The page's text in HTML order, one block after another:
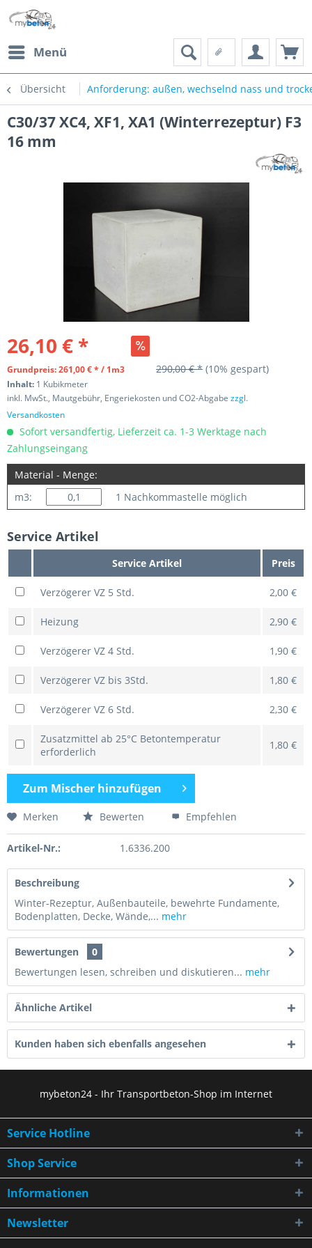
Menü
Übersicht Anforderung: außen, wechselnd nass und
C30/37 XC4, XF1, XA1 (Winterrezeptur) F3
16 mm
26,10 € *
Grundpreis: 261,00 € * / 1m3 290,00 € * (10% gespart)
Inhalt: 1 Kubikmeter
inkl. MwSt., Mautgebühr, Engeriekosten und CO2-Abgabe zzgl.
Versandkosten
Sofort versandfertig, Lieferzeit ca. 1-3 Werktage nach
Zahlungseingang
Material - Menge:
m3:
1 Nachkommastelle möglich
Service Artikel
Service Artikel Preis
Verzögerer VZ 5 Std. 2,00 €
Heizung 2,90 €
Verzögerer VZ 4 Std. 1,90 €
Verzögerer VZ bis 3Std. 1,80 €
Verzögerer VZ 6 Std. 2,30 €
Zusatzmittel ab 25°C Betontemperatur
erforderlich
1,80 €
Zum Mischer hinzufügen
Merken Bewerten Empfehlen
Artikel-Nr.: 1.6336.200
Beschreibung
Winter-Rezeptur, Außenbauteile, bewehrte Fundamente,
Bodenplatten, Decke, Wände,... mehr
Bewertungen
0
Bewertungen lesen, schreiben und diskutieren... mehr
Ähnliche Artikel
Kunden haben sich ebenfalls angesehen
mybeton24 - Ihr Transportbeton-Shop im Internet
Service Hotline
Shop Service
Informationen
Newsletter